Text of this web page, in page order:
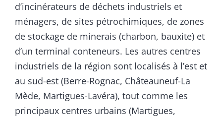
d’incinérateurs de déchets industriels et
ménagers, de sites pétrochimiques, de zones
de stockage de minerais (charbon, bauxite) et
d’un terminal conteneurs. Les autres centres
industriels de la région sont localisés à l’est et
au sud-est (Berre-Rognac, Châteauneuf-La
Mède, Martigues-Lavéra), tout comme les
principaux centres urbains (Martigues,